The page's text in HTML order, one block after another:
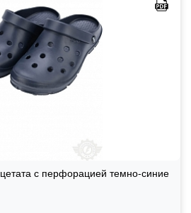
с перфорацией темно-синие